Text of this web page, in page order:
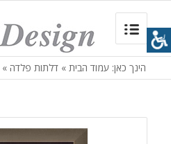
הינך כאן: עמוד הבית» דלתות פלדה»